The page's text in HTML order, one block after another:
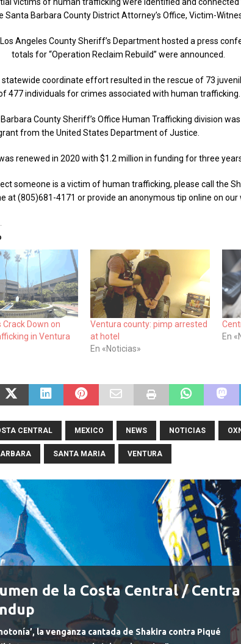
Santa Barbara County District Attorney’s Office, Victim-
Angeles County Sheriff’s Department hosted a press
for “Operation Reclaim Rebuild” were announced.
statewide coordinate effort resulted in the rescue of 73
477 individuals for crimes associated with human trafficking.
County Sheriff’s Office Human Trafficking division
from the United States Department of Justice.
renewed in 2020 with $1.2 million in funding for three
someone is a victim of human trafficking, please call the
4171 or provide an anonymous tip online on our
Down on
in Ventura
Ventura county: pimp arrested
at hotel
En «Noticias»
En
CENTRAL MEXICO NEWS NOTICIAS
SANTA MARIA VENTURA
de la Costa Central /
la venganza cantada de Shakira contra Piqué